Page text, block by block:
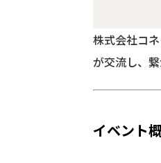
株式会社コ
が交流し、
イベント